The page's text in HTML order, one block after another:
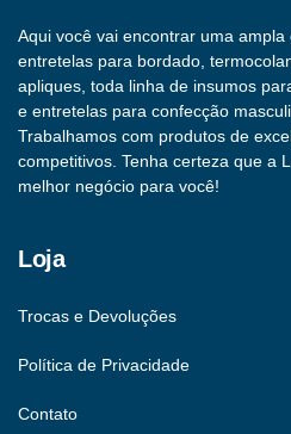
Aqui você vai encontrar uma
entretelas para bordado,
apliques, toda linha de insumos
e entretelas para confecção
Trabalhamos com produtos de
competitivos. Tenha certeza que a
melhor negócio para você!
Loja
Trocas e Devoluções
Política de Privacidade
Contato